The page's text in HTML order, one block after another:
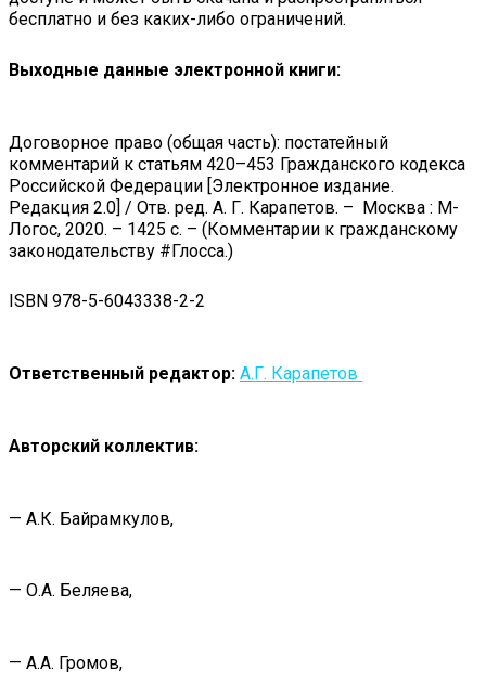
бесплатно и без каких-либо ограничений.
Выходные данные электронной книги:
Договорное право (общая часть): постатейный
комментарий к статьям 420–453 Гражданского кодекса
Российской Федерации [Электронное издание.
Редакция 2.0] / Отв. ред. А. Г. Карапетов. – Москва : М-
Логос, 2020. – 1425 с. – (Комментарии к гражданскому
законодательству #Глосса.)
ISBN 978-5-6043338-2-2
Ответственный редактор: А.Г. Карапетов
Авторский коллектив:
— А.К. Байрамкулов,
— О.А. Беляева,
— А.А. Громов,